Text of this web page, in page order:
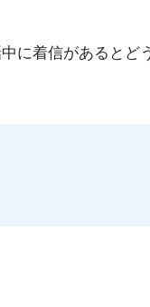
に着信があるとど